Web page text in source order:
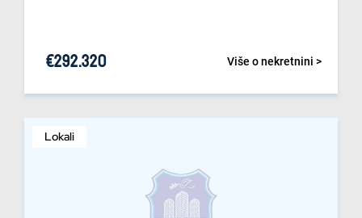
Više o nekretnini >
€292.320
Lokali